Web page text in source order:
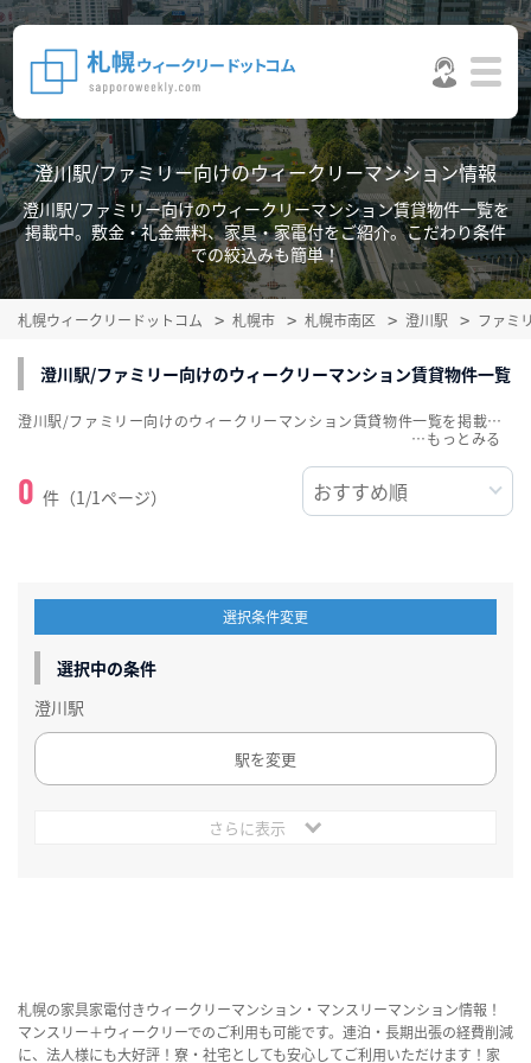
澄川駅/ファミリー向けのウィークリーマンション情報
澄川駅/ファミリー向けのウィークリーマンション賃貸物件一覧を
掲載中。敷金・礼金無料、家具・家電付をご紹介。こだわり条件
での絞込みも簡単！
札幌ウィークリードットコム 札幌市 札幌市南区 澄川駅 ファミ
澄川駅/ファミリー向けのウィークリーマンション賃貸物件一覧
0 件（1/1ページ）
澄川駅/ファミリー向けのウィークリーマンション賃貸物件一覧を掲載中。敷金・礼金無料、家具・家電付をご紹介。こだわり条件での絞込みも簡単！
…
選択条件変更
選択中の条件
澄川駅
駅を変更
さらに表示
札幌の家具家電付きウィークリーマンション・マンスリーマンション情報！
マンスリー＋ウィークリーでのご利用も可能です。連泊・長期出張の経費削減
に、法人様にも大好評！寮・社宅としても安心してご利用いただけます！家